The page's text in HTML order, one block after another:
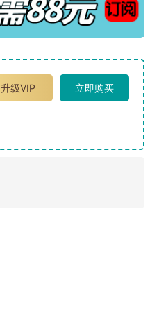
升级VIP 立即购买